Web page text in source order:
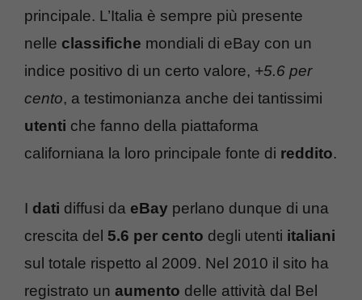
principale. L’Italia è sempre più presente
nelle classifiche mondiali di eBay con un
indice positivo di un certo valore, +5.6 per
cento, a testimonianza anche dei tantissimi
utenti che fanno della piattaforma
californiana la loro principale fonte di reddito.
I dati diffusi da eBay perlano dunque di una
crescita del 5.6 per cento degli utenti italiani
sul totale rispetto al 2009. Nel 2010 il sito ha
registrato un aumento delle attività dal Bel